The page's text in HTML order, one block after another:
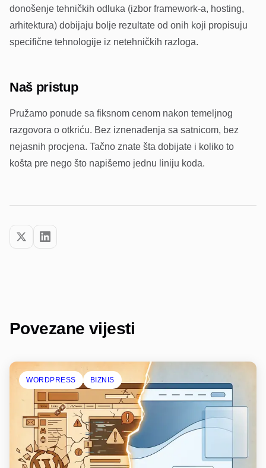
donošenje tehničkih odluka (izbor framework-a, hosting,
arhitektura) dobijaju bolje rezultate od onih koji propisuju
specifične tehnologije iz netehničkih razloga.
Naš pristup
Pružamo ponude sa fiksnom cenom nakon temeljnog
razgovora o otkriću. Bez iznenađenja sa satnicom, bez
nejasnih procjena. Tačno znate šta dobijate i koliko to
košta pre nego što napišemo jednu liniju koda.
Povezane vijesti
WORDPRESS BIZNIS